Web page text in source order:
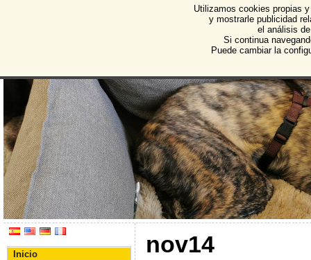
Protectora de Animales
Asociación Protectora de Animales y Plantas de
Inicio nov14
Utilizamos cookies propias
y mostrarle publicidad
el análisis
Si continua
Puede cambiar la